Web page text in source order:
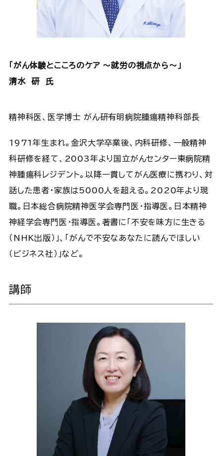
「がん体験とこころのケア ～就労の視点から～」
清水 研 氏
精神科医、医学博士 がん研有明病院腫瘍精神科部長
1971年生まれ。金沢大学卒業後、内科研修、一般精神
科研修を経て、2003年より国立がんセンター東病院精
神腫瘍科レジデント。以降一貫してがん医療に携わり、対
話した患者・家族は5000人を超える。2020年より現
職。日本総合病院精神医学会専門医・指導医。日本精神
神経学会専門医・指導医。著書に「不安を味方に生きる
（NHK出版）」、「がんで不安なあなたに読んでほしい
（ビジネス社）」など。
講師